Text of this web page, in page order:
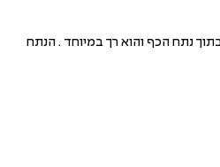
נתח הכף והוא רך במיוחד . הנתח